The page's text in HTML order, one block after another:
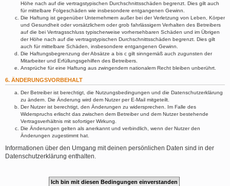
Höhe nach auf die vertragstypischen Durchschnittsschäden begrenzt. Dies gilt auch
für mittelbare Folgeschäden wie insbesondere entgangenen Gewinn.
Die Haftung ist gegenüber Unternehmern außer bei der Verletzung von Leben, Körper
und Gesundheit oder vorsätzlichem oder grob fahrlässigem Verhalten des Betreibers
auf die bei Vertragsschluss typischerweise vorhersehbaren Schäden und im Übrigen
der Höhe nach auf die vertragstypischen Durchschnittsschäden begrenzt. Dies gilt
auch für mittelbare Schäden, insbesondere entgangenen Gewinn.
Die Haftungsbegrenzung der Absätze a bis c gilt sinngemäß auch zugunsten der
Mitarbeiter und Erfüllungsgehilfen des Betreibers.
Ansprüche für eine Haftung aus zwingendem nationalem Recht bleiben unberührt.
6. ÄNDERUNGSVORBEHALT
Der Betreiber ist berechtigt, die Nutzungsbedingungen und die Datenschutzerklärung
zu ändern. Die Änderung wird dem Nutzer per E-Mail mitgeteilt.
Der Nutzer ist berechtigt, den Änderungen zu widersprechen. Im Falle des
Widerspruchs erlischt das zwischen dem Betreiber und dem Nutzer bestehende
Vertragsverhältnis mit sofortiger Wirkung.
Die Änderungen gelten als anerkannt und verbindlich, wenn der Nutzer den
Änderungen zugestimmt hat.
Informationen über den Umgang mit deinen persönlichen Daten sind in der
Datenschutzerklärung enthalten.